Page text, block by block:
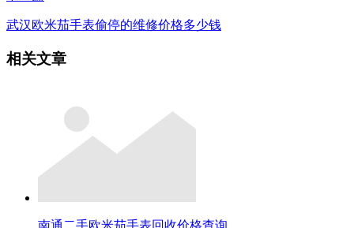
武汉欧米茄手表偷停的维修价格多少钱
相关文章